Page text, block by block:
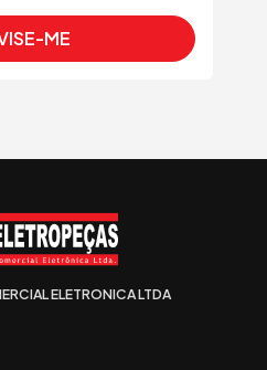
ME
ELETRONICA LTDA